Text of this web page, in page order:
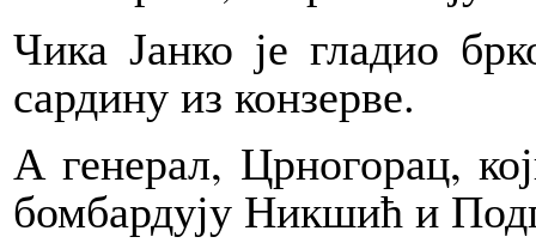
Чика Јанко је гладио
сардину из конзерве.
А генерал, Црногорац,
бомбардују Никшић и